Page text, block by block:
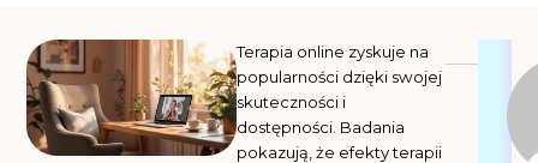
Terapia online zyskuje na
popularności dzięki swojej
skuteczności i
dostępności. Badania
pokazują, że efekty terapii